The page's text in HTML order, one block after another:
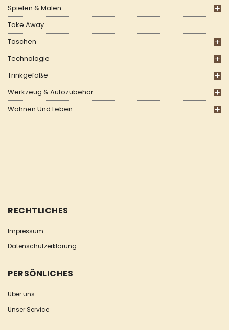
Spielen & Malen
Take Away
Taschen
Technologie
Trinkgefäße
Werkzeug & Autozubehör
Wohnen Und Leben
RECHTLICHES
Impressum
Datenschutzerklärung
PERSÖNLICHES
Über uns
Unser Service